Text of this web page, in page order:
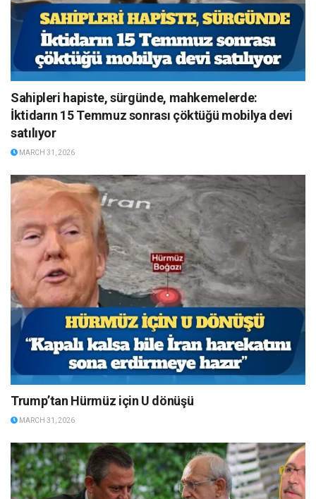
Sahipleri hapiste, sürgünde, mahkemelerde:
İktidarın 15 Temmuz sonrası çöktüğü mobilya devi
satılıyor
MARCH 31, 2026
Trump’tan Hürmüz için U dönüşü
MARCH 31, 2026